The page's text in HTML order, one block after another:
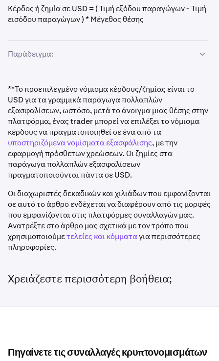
0,42857 ETH
Κέρδος ή ζημία σε USD = ( Τιμή εξόδου παραγώγων - Τιμή
εισόδου παραγώγων ) * Μέγεθος θέσης
Παράδειγμα:
νομισμάτων εξασφάλισης στο πορτοφόλι περιθωρίου
πολλαπλών εξασφαλίσεων
Αγορά 5 παραγώγων BTC στα 35.000 USD ανά BTC
Πώληση 5 παραγώγων BTC στα 40.000 USD ανά BTC
Το κέρδος είναι (40.000 - 35.000) * 5 BTC = 25.000 USD
**Το προεπιλεγμένο νόμισμα κέρδους/ζημίας είναι το
USD για τα γραμμικά παράγωγα πολλαπλών
εξασφαλίσεων, ωστόσο, μετά το άνοιγμα μιας θέσης στην
πλατφόρμα, ένας trader μπορεί να επιλέξει το νόμισμα
κέρδους να πραγματοποιηθεί σε ένα από τα
υποστηριζόμενα νομίσματα εξασφάλισης, με την
εφαρμογή πρόσθετων χρεώσεων. Οι ζημίες στα
παράγωγα πολλαπλών εξασφαλίσεων
πραγματοποιούνται πάντα σε USD.
Οι διαχωριστές δεκαδικών και χιλιάδων που εμφανίζονται
σε αυτό το άρθρο ενδέχεται να διαφέρουν από τις μορφές
που εμφανίζονται στις πλατφόρμες συναλλαγών μας.
Ανατρέξτε στο άρθρο μας σχετικά με τον τρόπο που
χρησιμοποιούμετελείες και κόμματαγια περισσότερες
πληροφορίες.
Χρειάζεστε περισσότερη βοήθεια;
Πηγαίνετε τις συναλλαγές κρυπτονομισμάτων